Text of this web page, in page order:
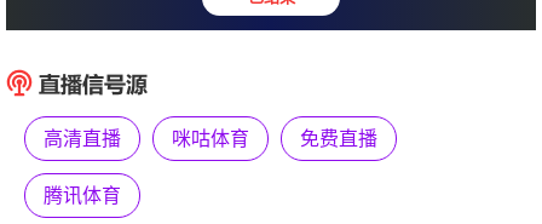
格拉茨风暴 4 : 1 卡尔
高清直播 咪咕体育 免费直播
腾讯体育